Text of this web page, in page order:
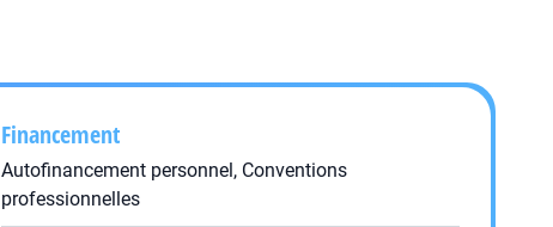
Financement
Autofinancement personnel, Conventions
professionnelles